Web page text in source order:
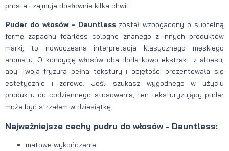
prosta i zajmuje dosłownie kilka chwil.
Puder do włosów - Dauntless został wzbogacony o subtelną
formę zapachu fearless cologne znanego z innych produktów
marki, to nowoczesna interpretacja klasycznego męskiego
aromatu. O kondycję włosów dba dodatkowo ekstrakt z aloesu,
aby Twoja fryzura pełna tekstury i objętości prezentowała się
estetycznie i zdrowo. Jeśli szukasz wygodnego w użyciu
produktu do codziennego stosowania, ten teksturyzujący puder
może być strzałem w dziesiątkę.
Najważniejsze cechy pudru do włosów - Dauntless:
matowe wykończenie